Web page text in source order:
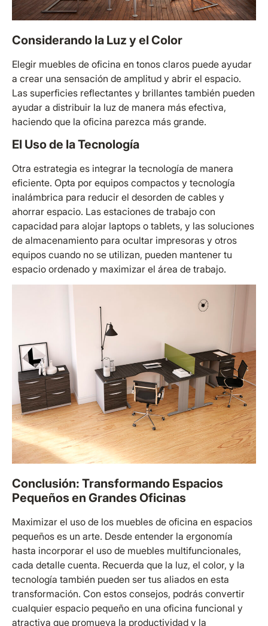
Considerando la Luz y el Color
Elegir muebles de oficina en tonos claros puede ayudar
a crear una sensación de amplitud y abrir el espacio.
Las superficies reflectantes y brillantes también pueden
ayudar a distribuir la luz de manera más efectiva,
haciendo que la oficina parezca más grande.
El Uso de la Tecnología
Otra estrategia es integrar la tecnología de manera
eficiente. Opta por equipos compactos y tecnología
inalámbrica para reducir el desorden de cables y
ahorrar espacio. Las estaciones de trabajo con
capacidad para alojar laptops o tablets, y las soluciones
de almacenamiento para ocultar impresoras y otros
equipos cuando no se utilizan, pueden mantener tu
espacio ordenado y maximizar el área de trabajo.
Conclusión: Transformando Espacios
Pequeños en Grandes Oficinas
Maximizar el uso de los muebles de oficina en espacios
pequeños es un arte. Desde entender la ergonomía
hasta incorporar el uso de muebles multifuncionales,
cada detalle cuenta. Recuerda que la luz, el color, y la
tecnología también pueden ser tus aliados en esta
transformación. Con estos consejos, podrás convertir
cualquier espacio pequeño en una oficina funcional y
atractiva que promueva la productividad y la